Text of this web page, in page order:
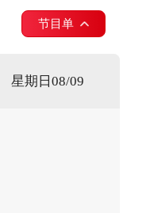
节目单
星期日08/09